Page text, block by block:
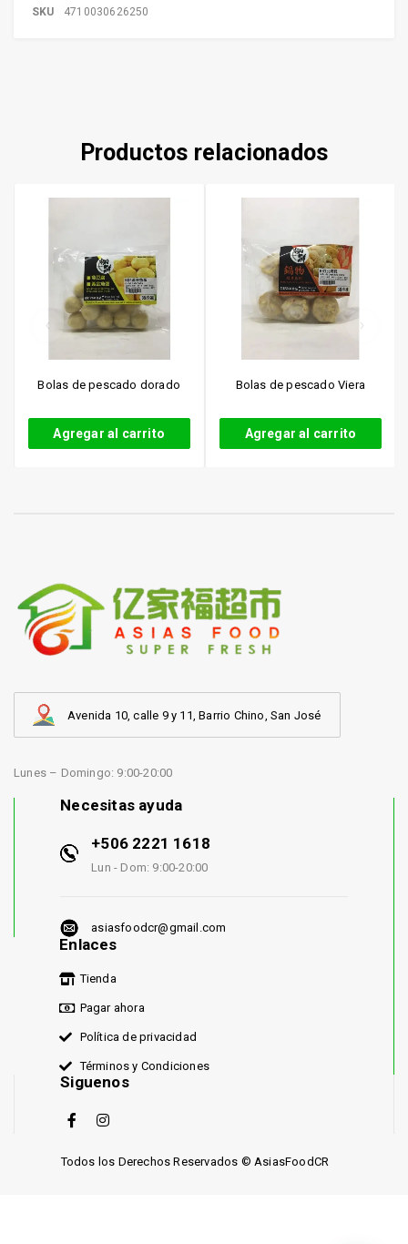
SKU
4710030626250
Productos relacionados
Bolas de pescado dorado
Agregar al carrito
Bolas de pescado Viera
Agregar al carrito
Avenida 10, calle 9 y 11, Barrio Chino, San José
Lunes – Domingo: 9:00-20:00
Necesitas ayuda
+506 2221 1618
Lun - Dom: 9:00-20:00
asiasfoodcr@gmail.com
Enlaces
Tienda
Pagar ahora
Política de privacidad
Términos y Condiciones
Siguenos
Todos los Derechos Reservados © AsiasFoodCR